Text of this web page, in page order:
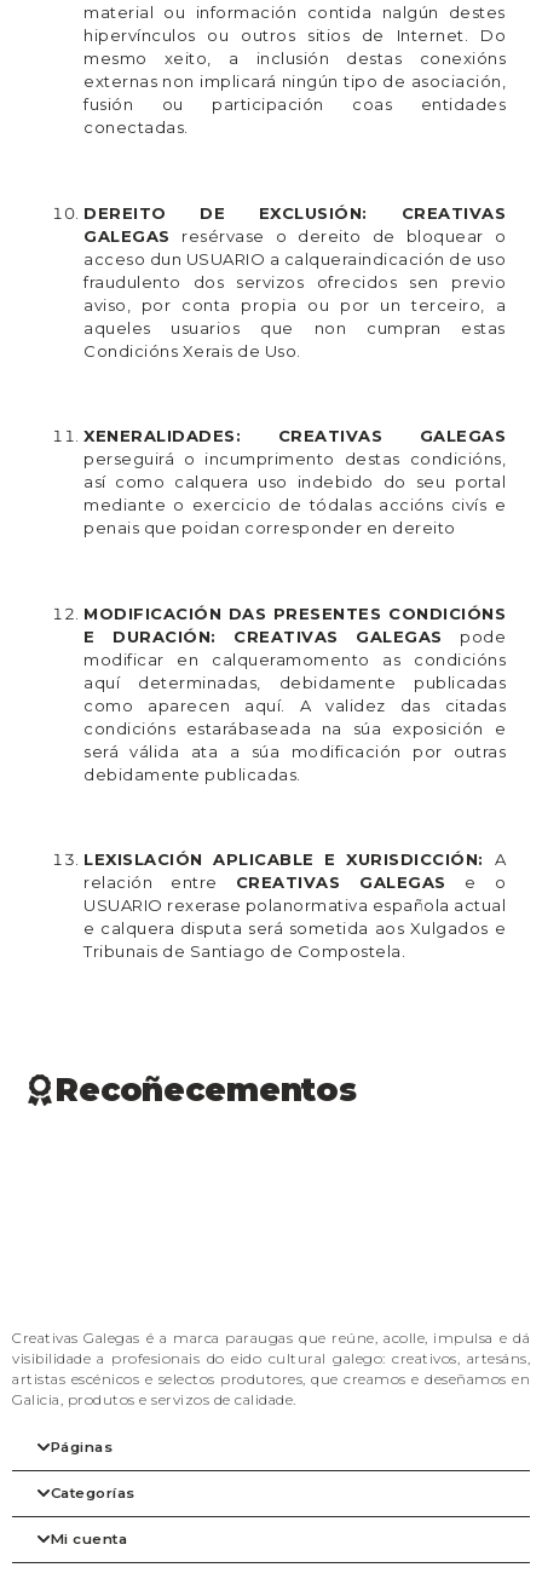
material ou información contida nalgún destes
hipervínculos ou outros sitios de Internet. Do
mesmo xeito, a inclusión destas conexións
externas non implicará ningún tipo de asociación,
fusión ou participación coas entidades
conectadas.
DEREITO DE EXCLUSIÓN: CREATIVAS
GALEGAS resérvase o dereito de bloquear o
acceso dun USUARIO a calqueraindicación de uso
fraudulento dos servizos ofrecidos sen previo
aviso, por conta propia ou por un terceiro, a
aqueles usuarios que non cumpran estas
Condicións Xerais de Uso.
XENERALIDADES: CREATIVAS GALEGAS
perseguirá o incumprimento destas condicións,
así como calquera uso indebido do seu portal
mediante o exercicio de tódalas accións civís e
penais que poidan corresponder en dereito
MODIFICACIÓN DAS PRESENTES CONDICIÓNS
E DURACIÓN: CREATIVAS GALEGAS pode
modificar en calqueramomento as condicións
aquí determinadas, debidamente publicadas
como aparecen aquí. A validez das citadas
condicións estarábaseada na súa exposición e
será válida ata a súa modificación por outras
debidamente publicadas.
LEXISLACIÓN APLICABLE E XURISDICCIÓN: A
relación entre CREATIVAS GALEGAS
e o
USUARIO rexerase polanormativa española actual
e calquera disputa será sometida aos Xulgados e
Tribunais de Santiago de Compostela.
Recoñecementos
Creativas Galegas é a marca paraugas que reúne, acolle, impulsa e dá
visibilidade a profesionais do eido cultural galego: creativos, artesáns,
artistas escénicos e selectos produtores, que creamos e deseñamos en
Galicia, produtos e servizos de calidade.
Páginas
As marcas
Tienda
Categorías
Mi cuenta